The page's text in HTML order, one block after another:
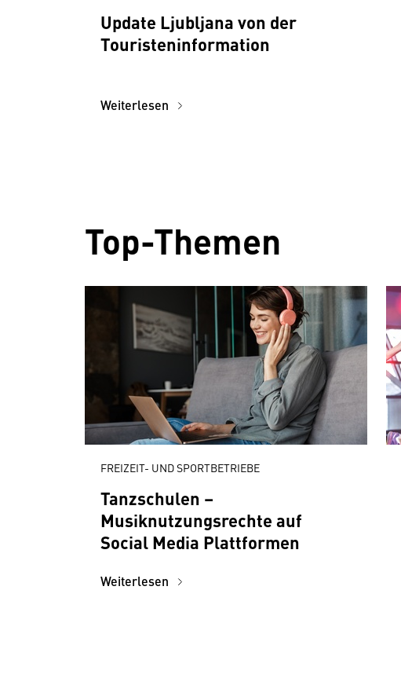
Update Ljubljana von der
Touristeninformation
Weiterlesen
Top-Themen
FREIZEIT- UND SPORTBETRIEBE
Tanzschulen –
Musiknutzungsrechte auf
Social Media Plattformen
Weiterlesen